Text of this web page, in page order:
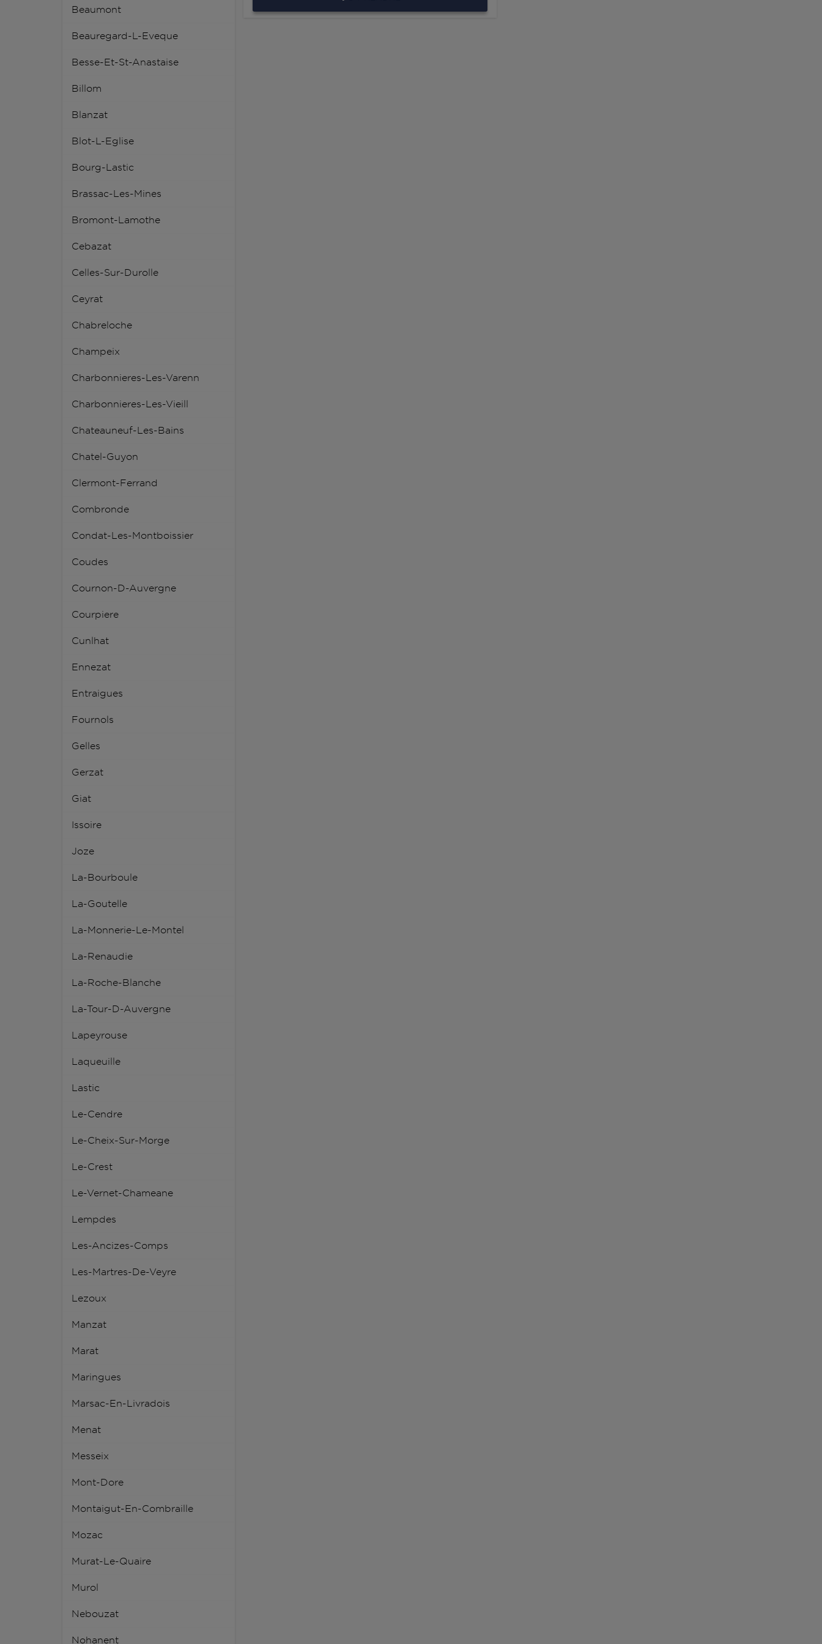
Beaumont
Beauregard-L-Eveque
Besse-Et-St-Anastaise
Billom
Blanzat
Blot-L-Eglise
Bourg-Lastic
Brassac-Les-Mines
Bromont-Lamothe
Cebazat
Celles-Sur-Durolle
Ceyrat
Chabreloche
Champeix
Charbonnieres-Les-Varenn
Charbonnieres-Les-Vieill
Chateauneuf-Les-Bains
Chatel-Guyon
Clermont-Ferrand
Combronde
Condat-Les-Montboissier
Coudes
Cournon-D-Auvergne
Courpiere
Cunlhat
Ennezat
Entraigues
Fournols
Gelles
Gerzat
Giat
Issoire
Joze
La-Bourboule
La-Goutelle
La-Monnerie-Le-Montel
La-Renaudie
La-Roche-Blanche
La-Tour-D-Auvergne
Lapeyrouse
Laqueuille
Lastic
Le-Cendre
Le-Cheix-Sur-Morge
Le-Crest
Le-Vernet-Chameane
Lempdes
Les-Ancizes-Comps
Les-Martres-De-Veyre
Lezoux
Manzat
Marat
Maringues
Marsac-En-Livradois
Menat
Messeix
Mont-Dore
Montaigut-En-Combraille
Mozac
Murat-Le-Quaire
Murol
Nebouzat
Nohanent